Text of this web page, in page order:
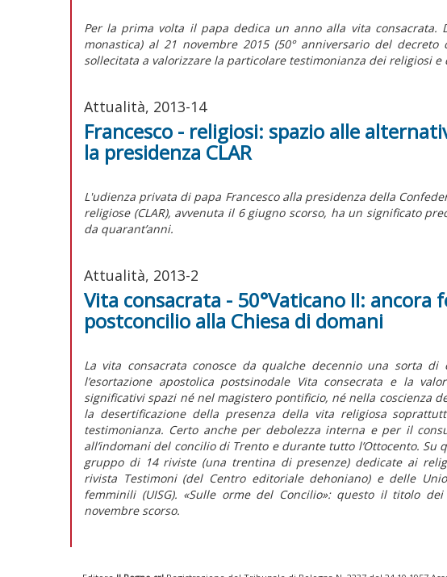
Per la prima volta il papa dedica un anno alla vita consacrata.
monastica) al 21 novembre 2015 (50° anniversario del decreto
sollecitata a valorizzare la particolare testimonianza dei religiosi e
Attualità, 2013-14
Francesco - religiosi: spazio alle
la presidenza CLAR
L'udienza privata di papa Francesco alla presidenza della
religiose (CLAR), avvenuta il 6 giugno scorso, ha un significato
da quarant’anni.
Attualità, 2013-2
Vita consacrata - 50°Vaticano II: ancora
postconcilio alla Chiesa di domani
La vita consacrata conosce da qualche decennio una sorta di
l’esortazione apostolica postsinodale Vita consecrata e la
significativi spazi né nel magistero pontificio, né nella coscienza
la desertificazione della presenza della vita religiosa
testimonianza. Certo anche per debolezza interna e per il
all’indomani del concilio di Trento e durante tutto l’Ottocento. Su
gruppo di 14 riviste (una trentina di presenze) dedicate ai
rivista Testimoni (del Centro editoriale dehoniano) e delle
femminili (UISG). «Sulle orme del Concilio»: questo il titolo
novembre scorso.